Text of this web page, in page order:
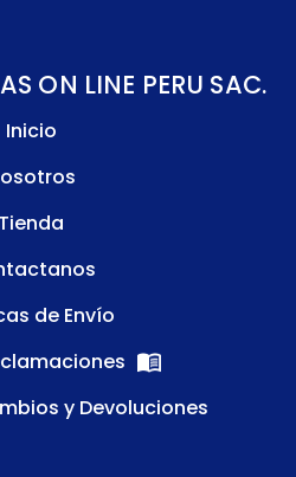
ON LINE PERU SAC.
Inicio
Tienda
de Envío
y Devoluciones